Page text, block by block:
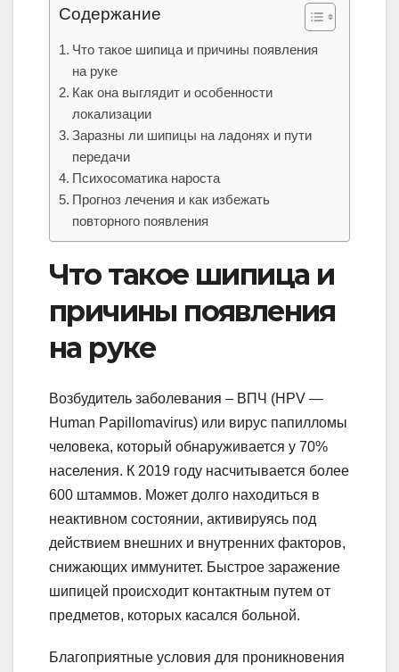
Содержание
Что такое шипица и причины появления
на руке
Как она выглядит и особенности
локализации
Заразны ли шипицы на ладонях и пути
передачи
Психосоматика нароста
Прогноз лечения и как избежать
повторного появления
Что такое шипица и
причины появления
на руке
Возбудитель заболевания – ВПЧ (HPV —
Human Papillomavirus) или вирус папилломы
человека, который обнаруживается у 70%
населения. К 2019 году насчитывается более
600 штаммов. Может долго находиться в
неактивном состоянии, активируясь под
действием внешних и внутренних факторов,
снижающих иммунитет. Быстрое заражение
шипицей происходит контактным путем от
предметов, которых касался больной.
Благоприятные условия для проникновения